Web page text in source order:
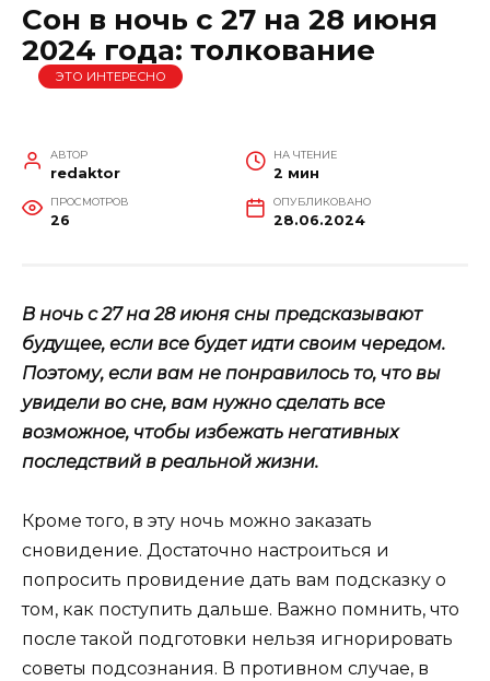
Сон в ночь с 27 на 28 июня
2024 года: толкование
ЭТО ИНТЕРЕСНО
АВТОР
redaktor
НА ЧТЕНИЕ
2 мин
ПРОСМОТРОВ
26
ОПУБЛИКОВАНО
28.06.2024
В ночь с 27 на 28 июня сны предсказывают
будущее, если все будет идти своим чередом.
Поэтому, если вам не понравилось то, что вы
увидели во сне, вам нужно сделать все
возможное, чтобы избежать негативных
последствий в реальной жизни.
Кроме того, в эту ночь можно заказать
сновидение. Достаточно настроиться и
попросить провидение дать вам подсказку о
том, как поступить дальше. Важно помнить, что
после такой подготовки нельзя игнорировать
советы подсознания. В противном случае, в